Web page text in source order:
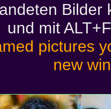
und mit
pictures
new